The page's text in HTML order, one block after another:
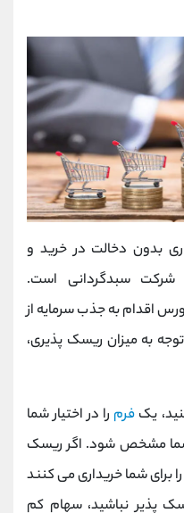
بدون دخالت در خرید و
سبدگردانی است.
اقدام به جذب سرمایه از
به میزان ریسک پذیری،
یک فرم را در اختیار شما
شما مشخص شود. اگر ریسک
برای شما خریداری می کنند
پذیر نباشید، سهام کم